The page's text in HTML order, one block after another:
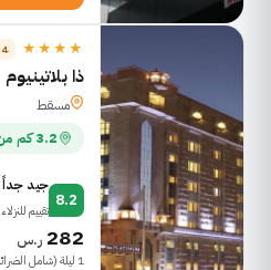
★★★★ 4 نجوم
ذا بلاتينيوم
مسقط
3.2 كم من مول عُمان
8.2
جيد جداً
تقييم للنزلاء 963
282 ر.س
1 ليلة (شامل الضرائب) · 1 غرفة